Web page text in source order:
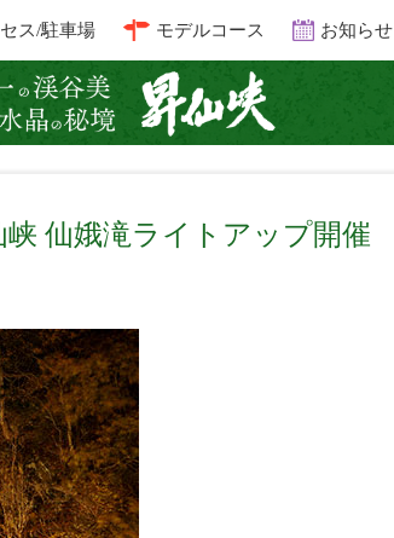
ス/駐車場 モデルコース お知らせ
峡 仙娥滝ライトアップ開催